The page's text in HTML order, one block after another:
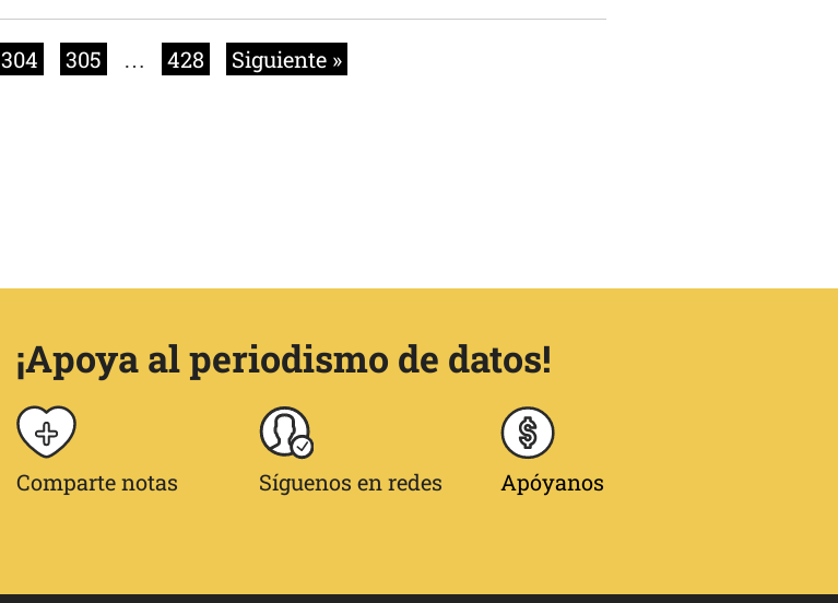
304 305 … 428 Siguiente »
¡Apoya al periodismo de datos!
Comparte notas Síguenos en redes Apóyanos